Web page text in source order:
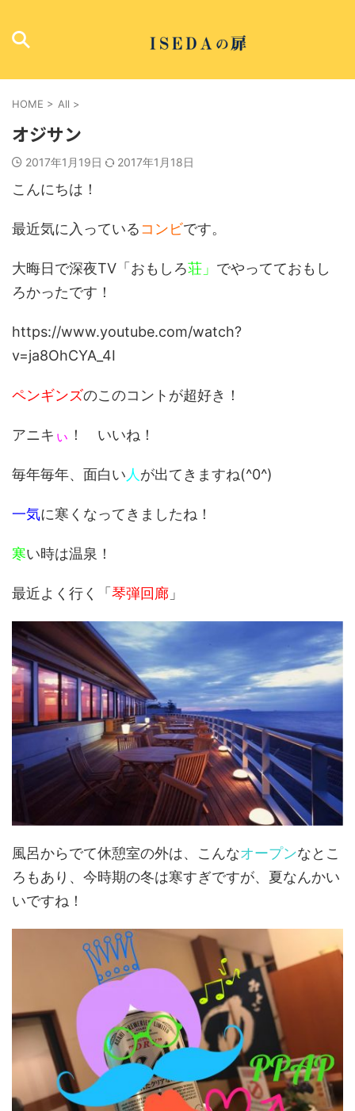
HOME > All >
オジサン
2017年1月19日 2017年1月18日
こんにちは！
最近気に入っているコンビです。
大晦日で深夜TV「おもしろ荘」 でやってておもし
ろかったです！
https://www.youtube.com/watch?
v=ja8OhCYA_4I
ペンギンズのこのコントが超好き！
アニキ ぃ ！ いいね！
毎年毎年、面白い 人 が出てきますね(^0^)
一気に寒くなってきましたね！
寒い時は温泉！
最近よく行く「 琴弾回廊 」
風呂からでて休憩室の外は、こんなオープンなとこ
ろもあり、今時期の冬は寒すぎですが、夏なんかい
いですね！